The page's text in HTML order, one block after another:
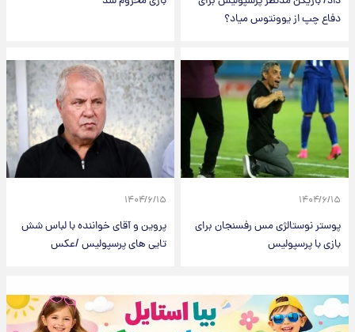
دفاع چپ از یوونتوس میاد؟
۱۴۰۴/۶/۱۵
پوستر نوستالژی مس رفسنجان برای
بازی با پرسپولیس
۱۴۰۴/۶/۱۵
پروین و آقای خواننده با لباس شش
تایی های پرسپولیس /عکس